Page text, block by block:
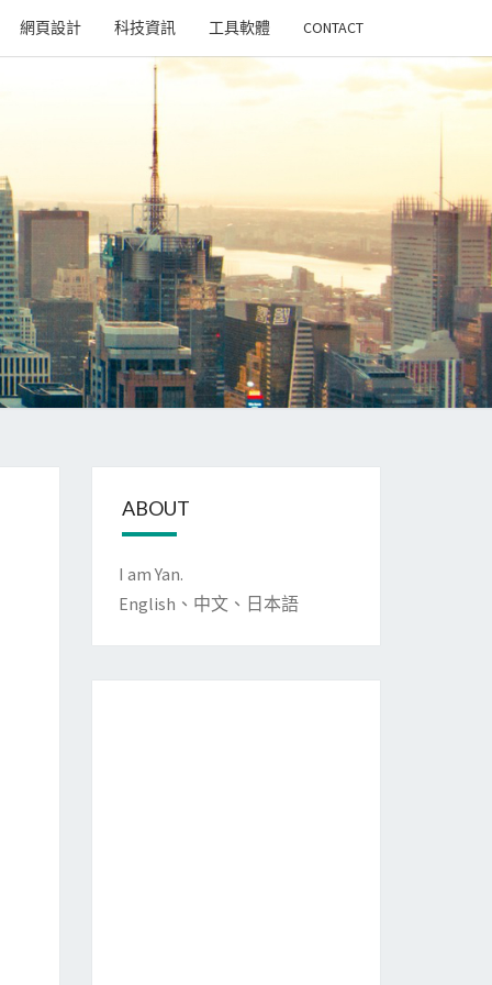
網頁設計 科技資訊 工具軟體 CONTACT
ABOUT
I am Yan.
English、中文、日本語